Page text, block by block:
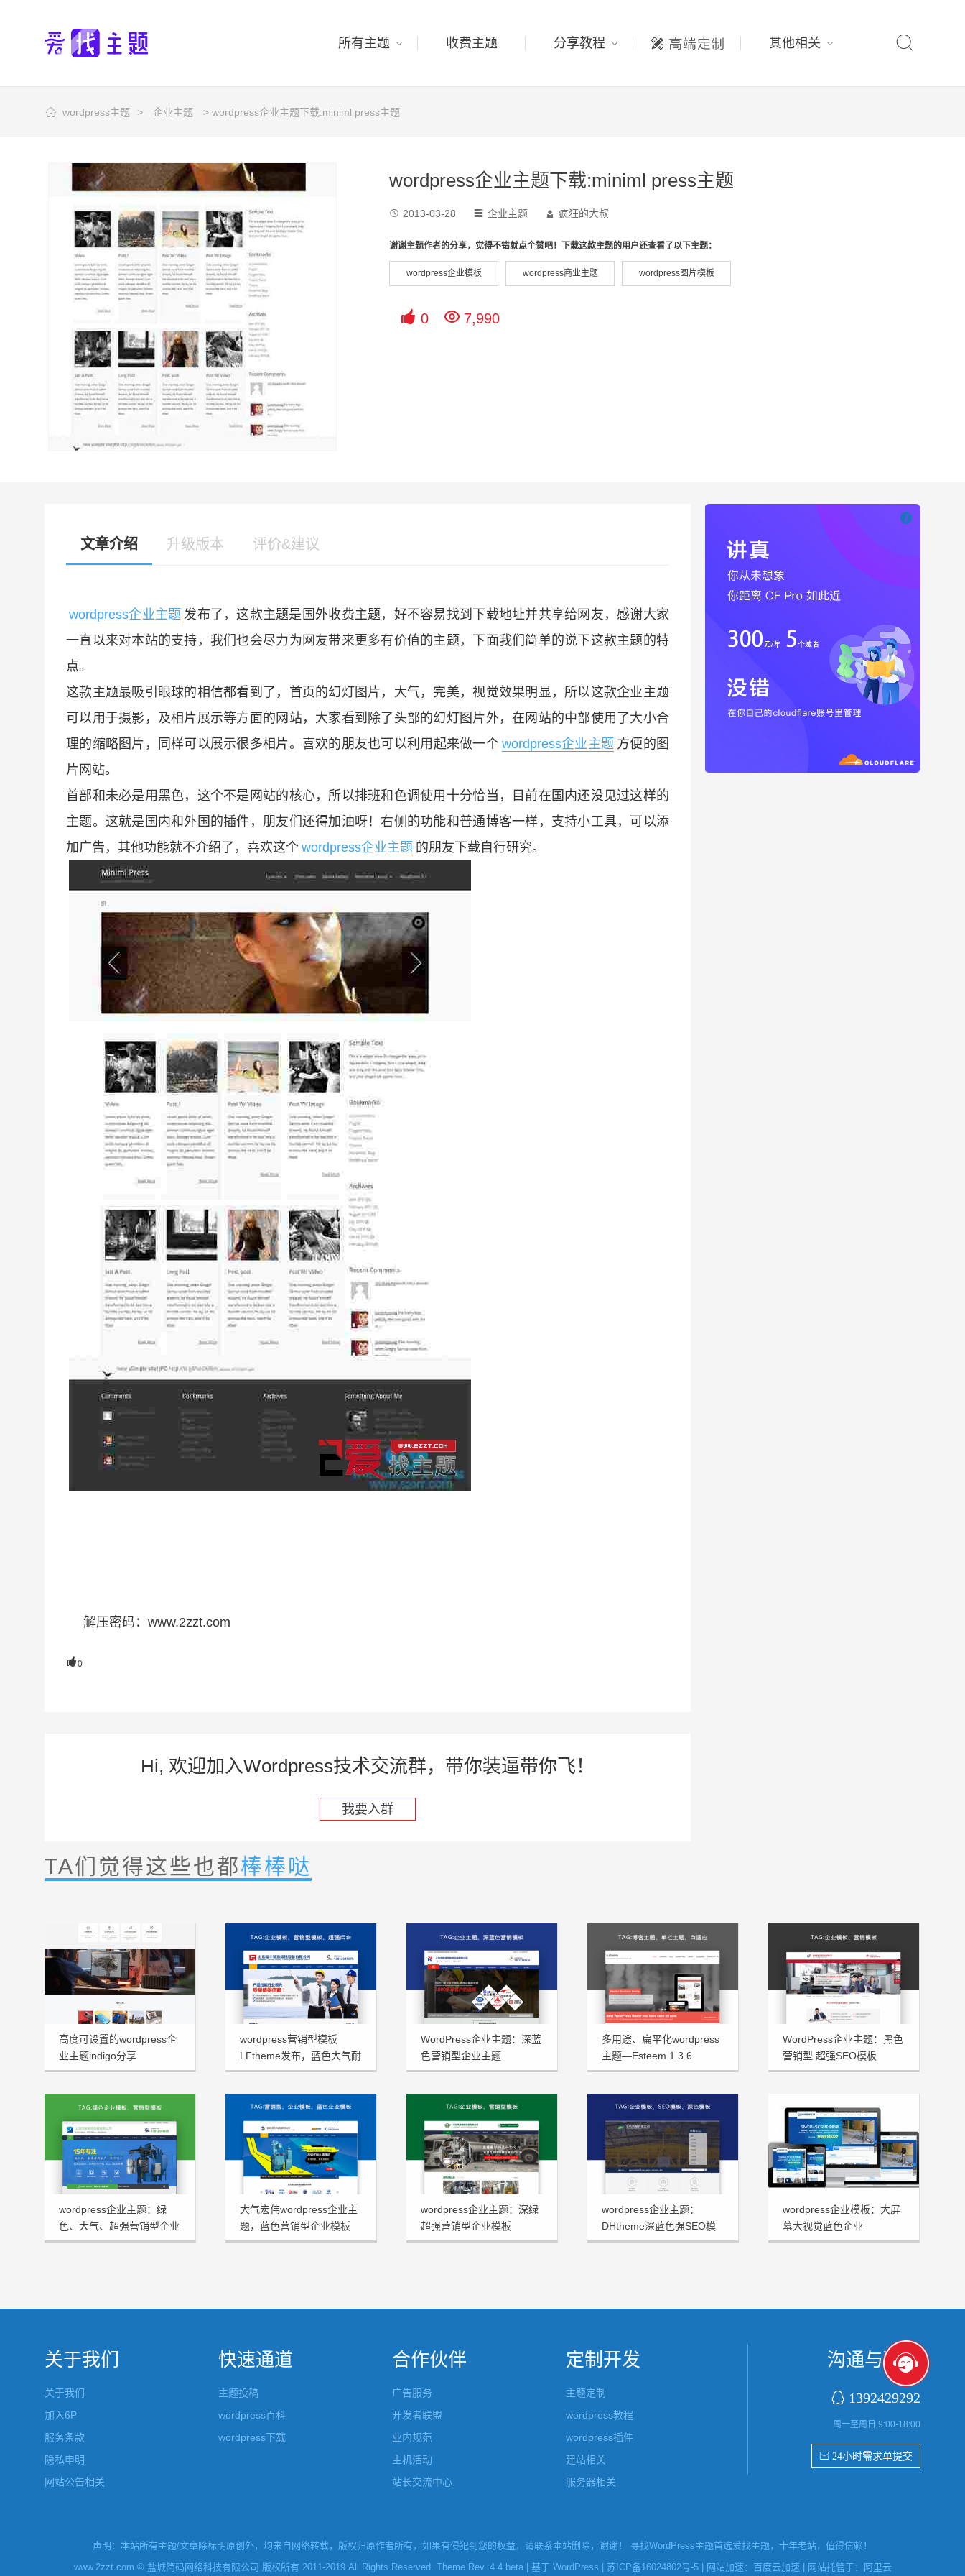
所有主题 收费主题 分享教程 其他相关 
wordpress主题 > 企业主题 > wordpress企业主题下载:miniml press主题
wordpress企业主题下载:miniml press主题
 2013-03-28  企业主题  疯狂的大叔
谢谢主题作者的分享，觉得不错就点个赞吧！下载这款主题的用户还查看了以下主题：
wordpress企业模板 wordpress商业主题 wordpress图片模板
 0  7,990
文章介绍 升级版本 评价&建议
wordpress企业主题 发布了，这款主题是国外收费主题，好不容易找到下载地址并共享给网友，感谢大家
一直以来对本站的支持，我们也会尽力为网友带来更多有价值的主题，下面我们简单的说下这款主题的特
点。
这款主题最吸引眼球的相信都看到了，首页的幻灯图片，大气，完美，视觉效果明显，所以这款企业主题
可以用于摄影，及相片展示等方面的网站，大家看到除了头部的幻灯图片外，在网站的中部使用了大小合
理的缩略图片，同样可以展示很多相片。喜欢的朋友也可以利用起来做一个 wordpress企业主题 方便的图
片网站。
首部和未必是用黑色，这个不是网站的核心，所以排班和色调使用十分恰当，目前在国内还没见过这样的
主题。这就是国内和外国的插件，朋友们还得加油呀！右侧的功能和普通博客一样，支持小工具，可以添
加广告，其他功能就不介绍了，喜欢这个 wordpress企业主题 的朋友下载自行研究。
解压密码：www.2zzt.com
0
Hi, 欢迎加入Wordpress技术交流群，带你装逼带你飞！
我要入群

TA们觉得这些也都棒棒哒
高度可设置的wordpress企
业主题indigo分享
wordpress营销型模板
LFtheme发布，蓝色大气耐
看型首选
WordPress企业主题：深蓝
色营销型企业主题
NstTheme发布
多用途、扁平化wordpress
主题—Esteem 1.3.6
WordPress企业主题：黑色
营销型 超强SEO模板
JsTheme发布
wordpress企业主题：绿
色、大气、超强营销型企业
模板HRtheme发布
大气宏伟wordpress企业主
题，蓝色营销型企业模板
HJtheme发布
wordpress企业主题：深绿
超强营销型企业模板
FHtheme发布
wordpress企业主题：
DHtheme深蓝色强SEO模
板发布
wordpress企业模板：大屏
幕大视觉蓝色企业
HSTHEME发布
关于我们
关于我们
加入6P
服务条款
隐私申明
网站公告相关
快速通道
主题投稿
wordpress百科
wordpress下载
合作伙伴
广告服务
开发者联盟
业内规范
主机活动
站长交流中心
定制开发
主题定制
wordpress教程
wordpress插件
建站相关
服务器相关
沟通与联系
 1392429292
周一至周日 9:00-18:00
 24小时需求单提交
声明：本站所有主题/文章除标明原创外，均来自网络转载，版权归原作者所有，如果有侵犯到您的权益，请联系本站删除，谢谢！ 寻找WordPress主题首选爱找主题，十年老站，值得信赖！
www.2zzt.com © 盐城简码网络科技有限公司 版权所有 2011-2019 All Rights Reserved. Theme Rev. 4.4 beta | 基于 WordPress 苏ICP备16024802号-5| 网站加速： 百度云加速 | 网站托管于： 阿里云